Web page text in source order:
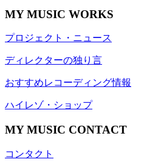
MY MUSIC WORKS
プロジェクト・ニュース
ディレクターの独り言
おすすめレコーディング情報
ハイレゾ・ショップ
MY MUSIC CONTACT
コンタクト